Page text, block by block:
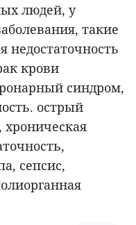
людей, у
такие
недостаточность
крови
синдром,
острый
хроническая
сепсис,